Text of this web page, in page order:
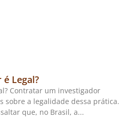
Legal?
Contratar um investigador
sobre a legalidade dessa prática.
que, no Brasil, a